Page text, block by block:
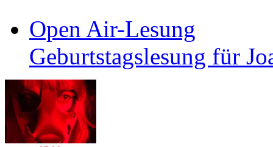
Open Air-Lesung
Geburtstagslesung für